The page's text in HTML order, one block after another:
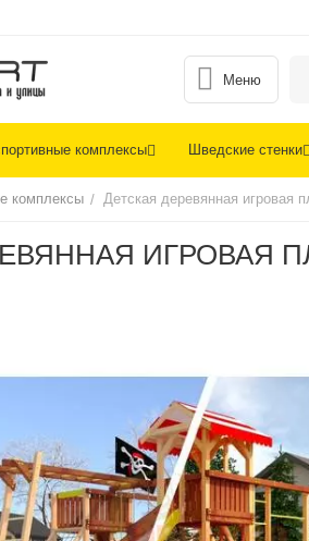
Меню
комплексы Шведские стенки
комплексы / Детская деревянная игровая
ИГРОВАЯ